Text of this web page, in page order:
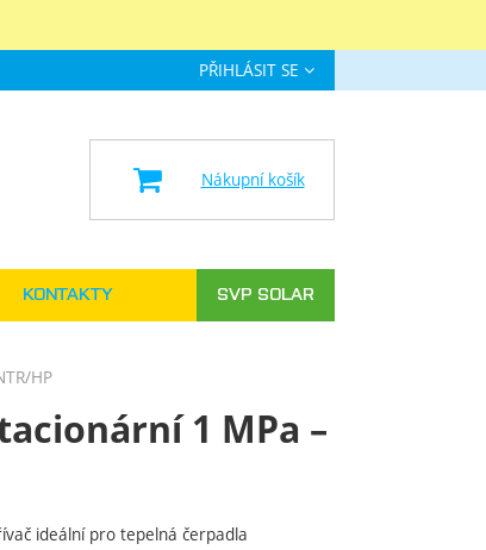
HP
1 MPa –
ideální pro tepelná čerpadla
KONTAKTY SVP SOLAR
PŘIHLÁSIT SE
Nákupní košík